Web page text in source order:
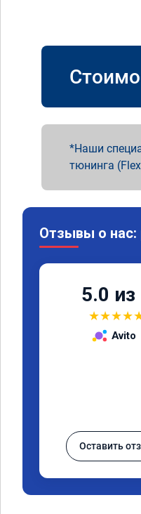
Наши
тюнинга
Отзывы о нас:
5.0 из
★★★★
Avito
Оставить